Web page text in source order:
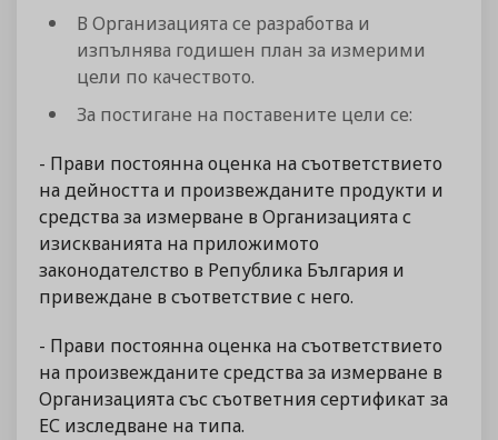
В Организацията се разработва и
изпълнява годишен план за измерими
цели по качеството.
За постигане на поставените цели се:
- Прави постоянна оценка на съответствието
на дейността и произвежданите продукти и
средства за измерване в Организацията с
изискванията на приложимото
законодателство в Република България и
привеждане в съответствие с него.
- Прави постоянна оценка на съответствието
на произвежданите средства за измерване в
Организацията със съответния сертификат за
ЕС изследване на типа.